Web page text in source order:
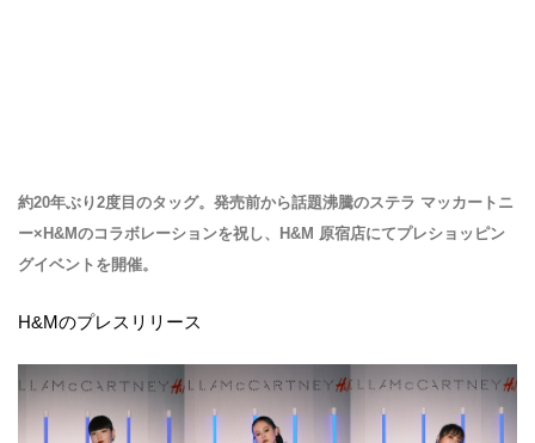
約20年ぶり2度目のタッグ。発売前から話題沸騰のステラ マッカートニ
ー×H&Mのコラボレーションを祝し、H&M 原宿店にてプレショッピン
グイベントを開催。
H&Mのプレスリリース